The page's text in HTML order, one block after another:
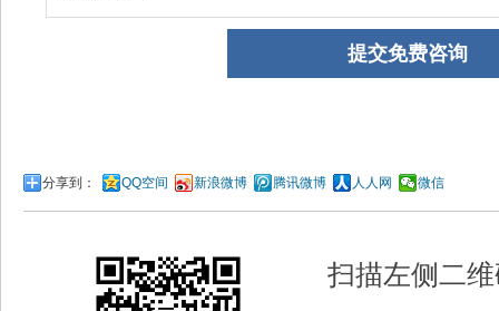
分享到： QQ空间 新浪微博 腾讯微博 人人网 微信
扫描左侧二